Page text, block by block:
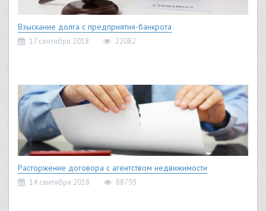
Взыскание долга с предприятия-банкрота
17 сентября 2018 22082
Расторжение договора с агентством недвижимости
14 сентября 2018 88793